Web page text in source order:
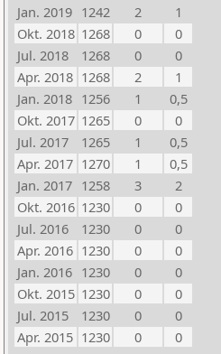
Jan. 2019 1242 2
1
Okt. 2018 1268 0
0
Jul. 2018
1268 0
0
Apr. 2018 1268 2
1
Jan. 2018 1256 1
0,5
Okt. 2017 1265 0
0
Jul. 2017
1265 1
0,5
Apr. 2017 1270 1
0,5
Jan. 2017 1258 3
2
Okt. 2016 1230 0
0
Jul. 2016
1230 0
0
Apr. 2016 1230 0
0
Jan. 2016 1230 0
0
Okt. 2015 1230 0
0
Jul. 2015
1230 0
0
Apr. 2015 1230 0
0